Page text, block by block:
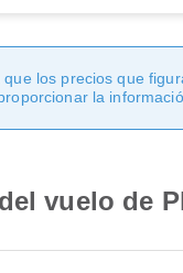
que los precios que
la
vuelo de